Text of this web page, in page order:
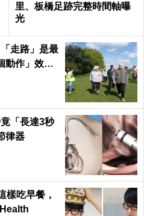
里、板橋足跡完整時間軸曝
光
走路」是最
動作」效果
「長達3秒
律器
樣吃早餐，